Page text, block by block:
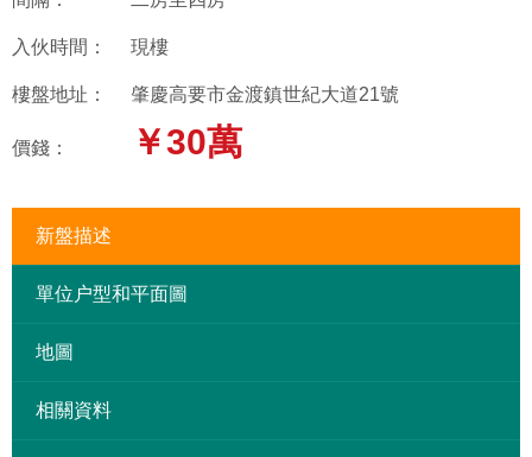
入伙時間： 現樓
樓盤地址： 肇慶高要市金渡鎮世紀大道21號
價錢： ￥30萬
新盤描述
單位户型和平面圖
地圖
相關資料